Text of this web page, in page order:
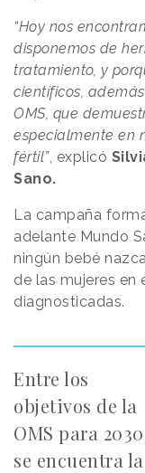
“Hoy nos
disponemos de
tratamiento, y
científicos,
OMS, que
especialmente en
fértil”, explicó
Sano.
La campaña
adelante Mundo
ningún bebé
de las mujeres
diagnosticadas.
Entre los
objetivos de la
OMS para
se encuentra la